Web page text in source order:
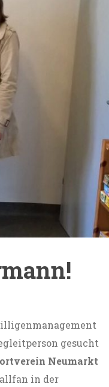
gesucht
Neumarkt
in der